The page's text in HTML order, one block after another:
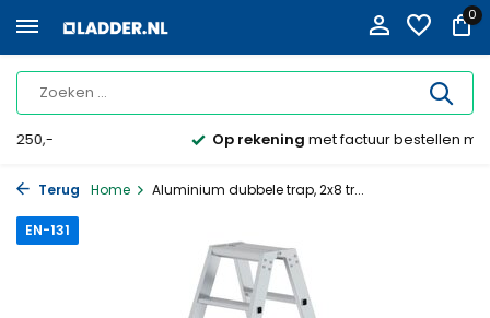
0
Op rekeningmet factuur bestellen mogelijk
Terug Home Aluminium dubbele trap, 2x8 tr...
EN-131